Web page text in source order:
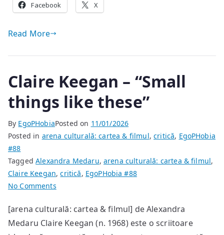
Facebook X
Read More
Claire Keegan – “Small
things like these”
By EgoPHobiaPosted on 11/01/2026
Posted in arena culturală: cartea & filmul,critică, EgoPHobia
#88
TaggedAlexandra Medaru,arena culturală: cartea & filmul,
Claire Keegan,critică, EgoPHobia #88
No Commentson
Keegan
–
[arena culturală: cartea & filmul] de Alexandra
Medaru Claire Keegan (n. 1968) este o scriitoare